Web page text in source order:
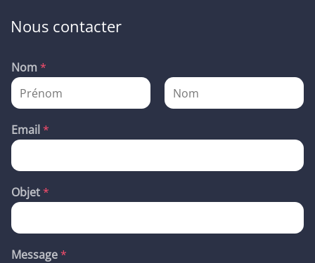
Nous contacter
Nom*
r
é
n
m
Email *
Objet*
Message*